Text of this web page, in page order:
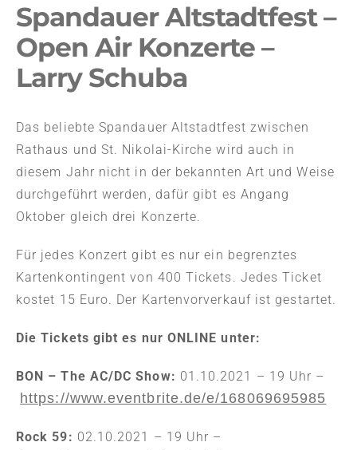
Spandauer Altstadtfest –
Open Air Konzerte –
Larry Schuba
Das beliebte Spandauer Altstadtfest zwischen
Rathaus und St. Nikolai-Kirche wird auch in
diesem Jahr nicht in der bekannten Art und Weise
durchgeführt werden, dafür gibt es Angang
Oktober gleich drei Konzerte.
Für jedes Konzert gibt es nur ein begrenztes
Kartenkontingent von 400 Tickets. Jedes Ticket
kostet 15 Euro. Der Kartenvorverkauf ist gestartet.
Die Tickets gibt es nur ONLINE unter:
BON – The AC/DC Show: 01.10.2021 – 19 Uhr –
https://www.eventbrite.de/e/168069695985
Rock 59: 02.10.2021 – 19 Uhr –